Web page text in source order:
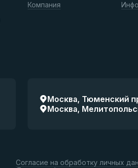
Компания
Москва, Тюменский
Москва,
Согласие на обработку личных